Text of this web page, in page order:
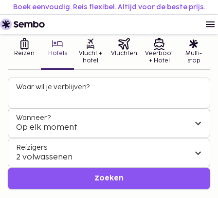
Boek eenvoudig. Reis flexibel. Altijd voor de beste prijs.
Reizen Hotels
Vlucht +
hotel
Vluchten
Veerboot
+ Hotel
Multi-
stop
Waar wil je verblijven?
Wanneer?
Op elk moment
Reizigers
2 volwassenen
Zoeken